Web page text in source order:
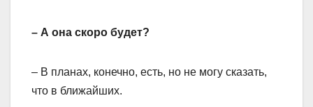
– А она скоро будет?
– В планах, конечно, есть, но не могу сказать,
что в ближайших.